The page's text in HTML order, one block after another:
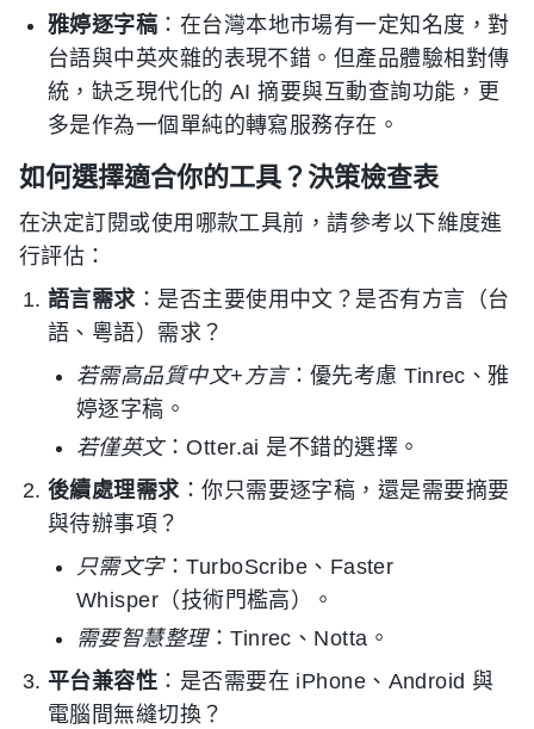
雅婷逐字稿 ：在台灣本地市場有一定知名度，對
台語與中英夾雜的表現不錯。但產品體驗相對傳
統，缺乏現代化的 AI 摘要與互動查詢功能，更
多是作為一個單純的轉寫服務存在。
如何選擇適合你的工具？決策檢查表
在決定訂閱或使用哪款工具前，請參考以下維度進
行評估：
語言需求：是否主要使用中文？是否有方言（台
語、粵語）需求？
若需高品質中文+方言：優先考慮 Tinrec、雅
婷逐字稿。
若僅英文：Otter.ai 是不錯的選擇。
後續處理需求：你只需要逐字稿，還是需要摘要
與待辦事項？
只需文字：TurboScribe、Faster
Whisper（技術門檻高）。
需要智慧整理：Tinrec、Notta。
平台兼容性 ：是否需要在 iPhone、Android 與
電腦間無縫切換？